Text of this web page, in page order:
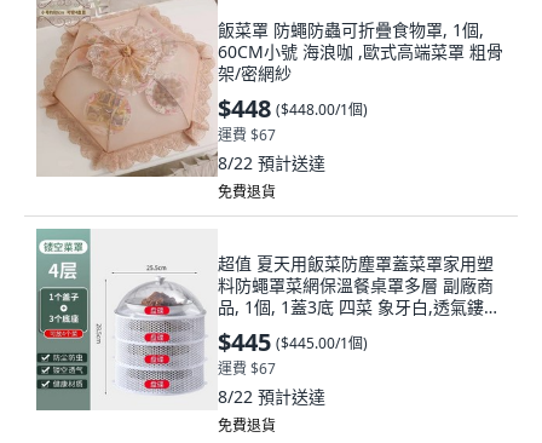
飯菜罩 防蠅防蟲可折疊食物罩, 1個,
60CM小號 海浪咖 ,歐式高端菜罩 粗骨
架/密網紗
$448 ($448.00/1個)
運費 $67
8/22 預計送達
免費退貨
超值 夏天用飯菜防塵罩蓋菜罩家用塑
料防蠅罩菜網保溫餐桌罩多層 副廠商
品, 1個, 1蓋3底 四菜 象牙白,透氣鏤空
款
$445 ($445.00/1個)
運費 $67
8/22 預計送達
免費退貨